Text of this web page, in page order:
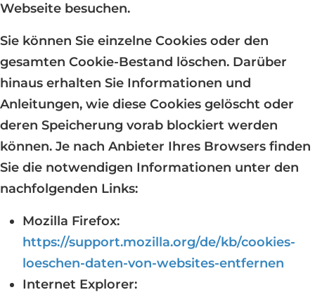
Webseite besuchen.
Sie können Sie einzelne Cookies oder den
gesamten Cookie-Bestand löschen. Darüber
hinaus erhalten Sie Informationen und
Anleitungen, wie diese Cookies gelöscht oder
deren Speicherung vorab blockiert werden
können. Je nach Anbieter Ihres Browsers finden
Sie die notwendigen Informationen unter den
nachfolgenden Links:
Mozilla Firefox:
https://support.mozilla.org/de/kb/cookies-
loeschen-daten-von-websites-entfernen
Internet Explorer: